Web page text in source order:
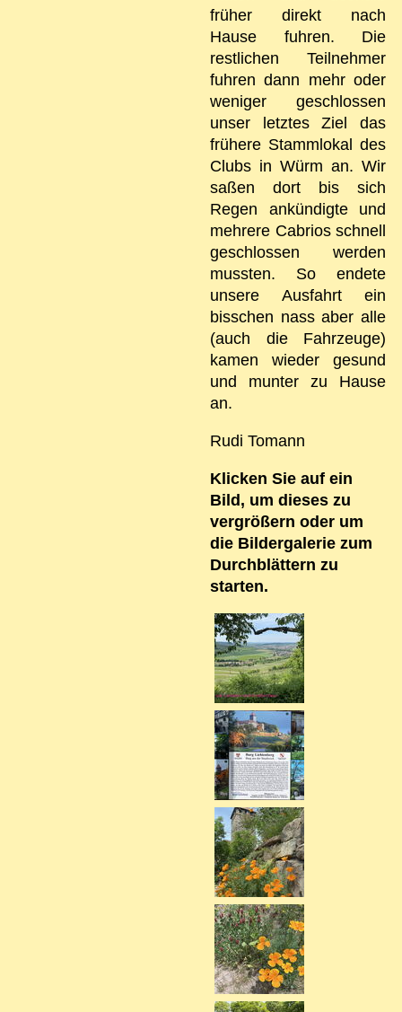
früher direkt nach
Hause fuhren. Die
restlichen Teilnehmer
fuhren dann mehr oder
weniger geschlossen
unser letztes Ziel das
frühere Stammlokal des
Clubs in Würm an. Wir
saßen dort bis sich
Regen ankündigte und
mehrere Cabrios schnell
geschlossen werden
mussten. So endete
unsere Ausfahrt ein
bisschen nass aber alle
(auch die Fahrzeuge)
kamen wieder gesund
und munter zu Hause
an.
Rudi Tomann
Klicken Sie auf ein
Bild, um dieses zu
vergrößern oder um
die Bildergalerie zum
Durchblättern zu
starten.